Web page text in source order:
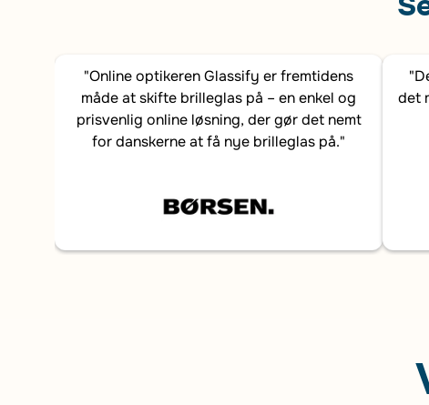
"Online optikeren Glassify er fremtidens
måde at skifte brilleglas på – en enkel og
prisvenlig online løsning, der gør det nemt
for danskerne at få nye brilleglas på."
det